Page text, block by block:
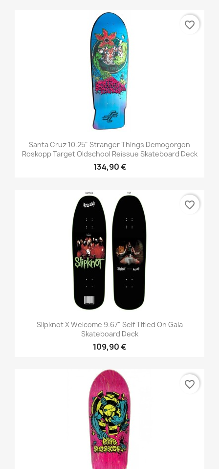
Santa Cruz 10.25" Stranger Things Demogorgon
Roskopp Target Oldschool Reissue Skateboard Deck
134,90 €
favorite_border
Slipknot X Welcome 9.67" Self Titled On Gaia
Skateboard Deck
109,90 €
favorite_border
favorite_border